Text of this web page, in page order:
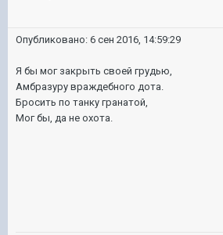
Опубликовано: 6 сен 2016, 14:59:29
Я бы мог закрыть своей грудью,
Амбразуру враждебного дота.
Бросить по танку гранатой,
Мог бы, да не охота.